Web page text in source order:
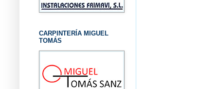
CARPINTERÍA MIGUEL
TOMÁS